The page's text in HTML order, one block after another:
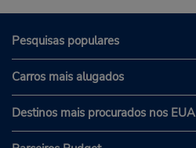
Pesquisas populares
Carros mais alugados
Destinos mais procurados nos EUA